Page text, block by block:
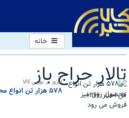
خانه
تالار حراج باز
کل اخبار:1366
امروز در بورس کالا
۵۷۸ هزار تن انواع محصول روی میز فروش می رود